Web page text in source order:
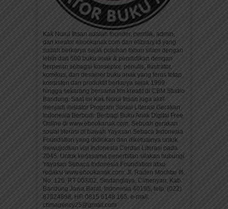
Kak Nurul Ihsan adalah founder, pemilik, admin,
dan kreator ebookanak.com dan elibrary.id yang
sudah berkarya sejak puluhan tahun silam dengan
lebih dari 500 buku anak & pendidikan dengan
berperan sebagai konseptor, penulis, ilustrator,
komikus, dan desainer buku anak yang terus tetap
konsisten dan produktif berkarya sejak 1999
hingga sekarang bersama tim kreatif di CBM Studio
Bandung. Saat ini Kak Nurul Ihsan juga aktif
menjadi inisiator Program Sosial Literasi Gerakan
Indonesia Berbudi: Berbagi Buku Anak Digital Free
Online di www.ebookanak.com. Sebuah gerakan
sosial literasi di bawah Yayasan Sebaca Indonesia
Foundation yang didirikan dan diketuainya untuk
mewujudkan visi Indonesia Cerdas Literasi pada
2045. Untuk kerjasama penerbitan silakan hubungi
Yayasan Sebaca Indonesia Foundation atau
redaksi www.ebookanak.com: Jl. Raden Mochtar III,
No. 126, RT 003/02, Sindanglaya, Cimenyan, Kab.
Bandung Jawa Barat, Indonesia 40195, telp. (022)
87824898, HP. 0815 6148 165. e-mail:
cbmagency25@gmail.com